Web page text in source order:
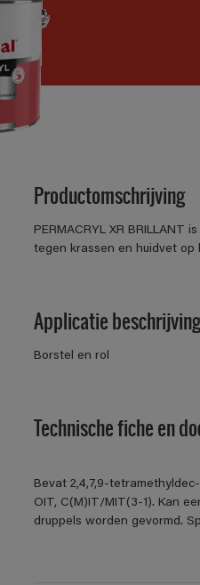
Productomschrijving
PERMACRYL XR
tegen krassen en huidvet op
Applicatie beschrijving
Borstel en rol
Technische fiche en
Bevat 2,4,7,9-
OIT, C(M)IT/MIT(3-1). Kan
druppels worden gevormd.